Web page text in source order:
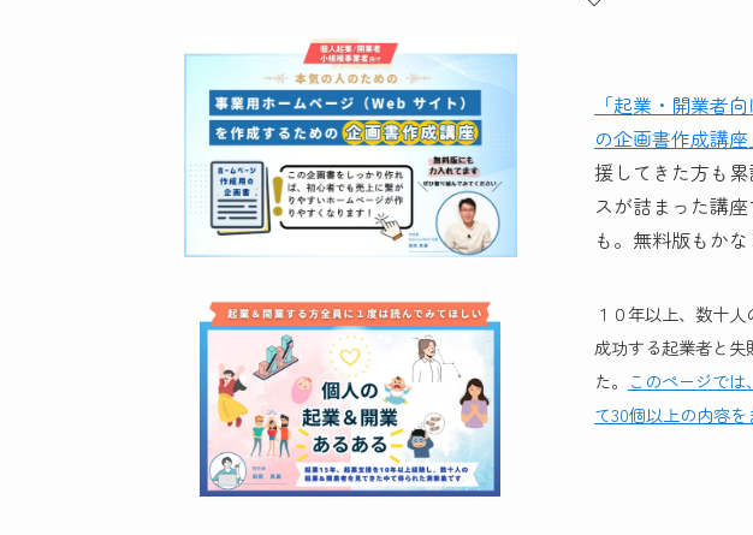
「起業・開業者
の企画書作成講座
援してきた方も
スが詰まった講
も。無料版もかな
１０年以上、数十
成功する起業者と失
た。 このページで
て30個以上の内容を